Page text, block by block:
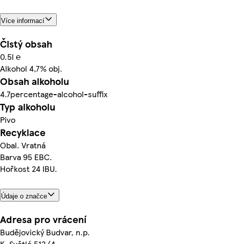
Více informací
Čistý obsah
0.5l ℮
Alkohol 4,7% obj.
Obsah alkoholu
4.7percentage-alcohol-suffix
Typ alkoholu
Pivo
Recyklace
Obal. Vratná
Barva 95 EBC.
Hořkost 24 IBU.
Údaje o značce
Adresa pro vrácení
Budějovický Budvar, n.p.